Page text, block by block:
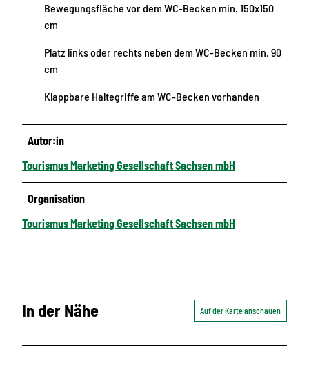
Bewegungsfläche vor dem WC-Becken min. 150x150
cm
Platz links oder rechts neben dem WC-Becken min. 90
cm
Klappbare Haltegriffe am WC-Becken vorhanden
Autor:in
Tourismus Marketing Gesellschaft Sachsen mbH
Organisation
Tourismus Marketing Gesellschaft Sachsen mbH
In der Nähe Auf der Karte anschauen